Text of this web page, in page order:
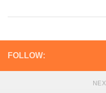
FOLLOW: